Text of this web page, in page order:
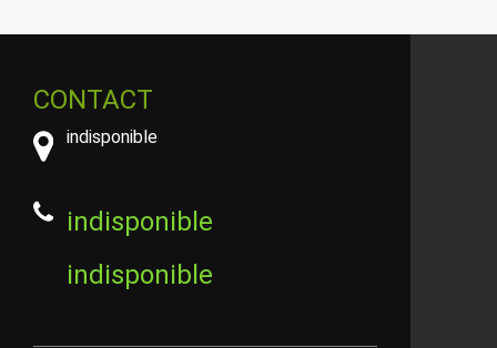
CONTACT
indisponible
indisponible
indisponible